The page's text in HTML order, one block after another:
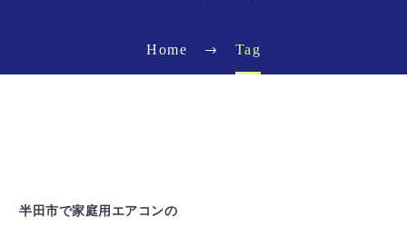
Home Tag
半田市で家庭用エアコンの